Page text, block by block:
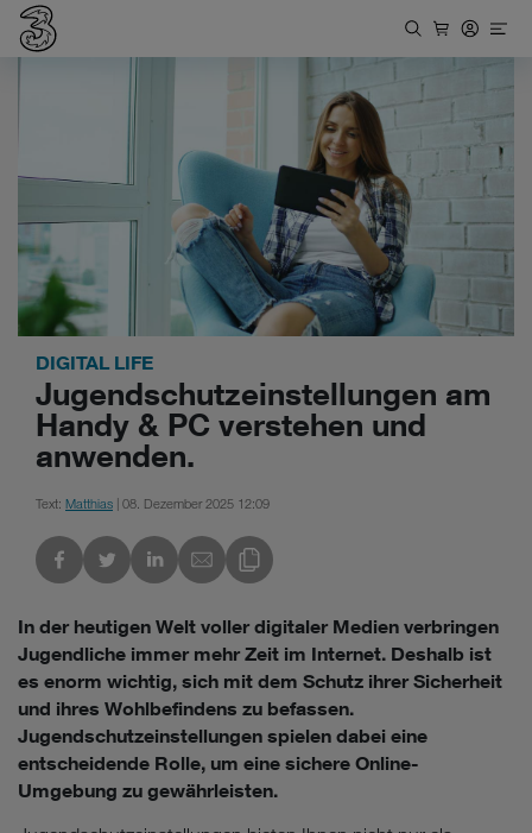
DIGITAL LIFE
Jugendschutzeinstellungen am
Handy & PC verstehen und
anwenden.
Text: Matthias | 08. Dezember 2025 12:09
Link des Blogs kopieren
In der heutigen Welt voller digitaler Medien verbringen
Jugendliche immer mehr Zeit im Internet. Deshalb ist
es enorm wichtig, sich mit dem Schutz ihrer Sicherheit
und ihres Wohlbefindens zu befassen.
Jugendschutzeinstellungen spielen dabei eine
entscheidende Rolle, um eine sichere Online-
Umgebung zu gewährleisten.